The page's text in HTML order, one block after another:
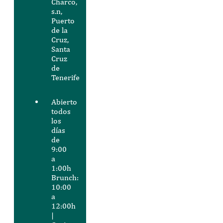
s.n,
Puerto
de la
Cruz,
Santa
Cruz
de
Tenerife
Abierto
todos
los
días
de
9:00
a
1:00h
Brunch:
10:00
a
12:00h
|